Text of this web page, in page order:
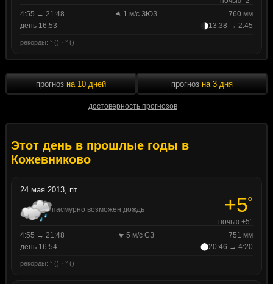
4:55 → 21:48
1 м/с ЗЮЗ
760 мм
день 16:53
13:38 → 2:45
рекорды: ° () · ° ()
прогноз на 10 дней
достоверность прогнозов
прогноз на 3 дня
Этот день в прошлые годы в
Кожевниково
24 мая 2013, пт
пасмурно возможен дождь +5°
ночью +5°
4:55 → 21:48
5 м/с СЗ
751 мм
день 16:54
20:46 → 4:20
рекорды: ° () · ° ()